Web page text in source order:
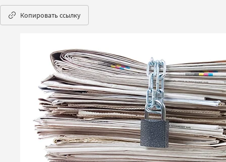
Копировать ссылку